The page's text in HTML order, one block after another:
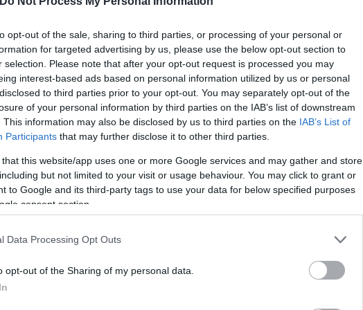
opt-out of the sale, sharing to third parties, or processing of your personal or
for targeted advertising by us, please use the below opt-out section to
selection. Please note that after your opt-out request is processed you may
interest-based ads based on personal information utilized by us or personal
to third parties prior to your opt-out. You may separately opt-out of the
of your personal information by third parties on the IAB’s list of downstream
This information may also be disclosed by us to third parties on the IAB’s List of
Participants that may further disclose it to other third parties.
this website/app uses one or more Google services and may gather and store
but not limited to your visit or usage behaviour. You may click to grant or
to Google and its third-party tags to use your data for below specified purposes
consent section.
Data Processing Opt Outs
opt-out of the Sharing of my personal data.